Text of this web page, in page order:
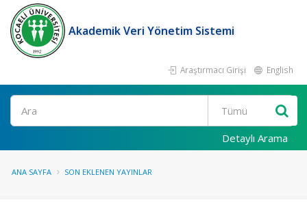
Akademik Veri Yönetim Sistemi
Araştırmacı Girişi English
Ara
Detaylı Arama
ANA SAYFA SON EKLENEN YAYINLAR